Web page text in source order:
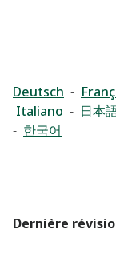
Deutsch -
Italiano - 日本
- 한국어
Dernière